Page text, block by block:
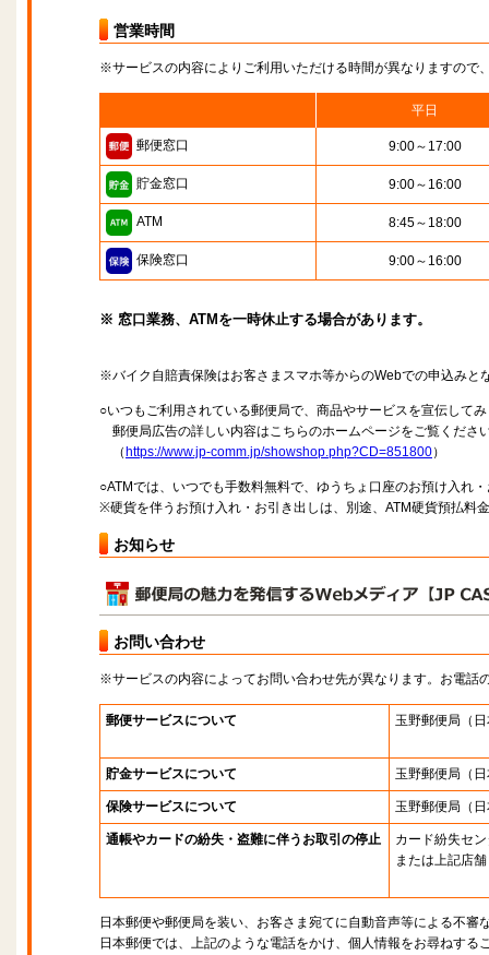
営業時間
※サービスの内容によりご利用いただける時間が異なりますので
平日
郵便窓口 9:00～17:00
貯金窓口 9:00～16:00
ATM 8:45～18:00
保険窓口 9:00～16:00
※ 窓口業務、ATMを一時休止する場合があります。
※バイク自賠責保険はお客さまスマホ等からのWebでの申込みと
○いつもご利用されている郵便局で、商品やサービスを宣伝して
郵便局広告の詳しい内容はこちらのホームページをご覧くださ
（ https://www.jp-comm.jp/showshop.php?CD=851800）
○ATMでは、いつでも手数料無料で、ゆうちょ口座のお預け入れ
※硬貨を伴うお預け入れ・お引き出しは、別途、ATM硬貨預払料
お知らせ
お問い合わせ
※サービスの内容によってお問い合わせ先が異なります。お電話
郵便サービスについて 玉野郵便局 （
貯金サービスについて 玉野郵便局 （
保険サービスについて 玉野郵便局 （
通帳やカードの紛失・盗難に伴うお取引の停止
カード紛失セ
または上記店舗
日本郵便や郵便局を装い、お客さま宛てに自動音声等による不審
日本郵便では、上記のような電話をかけ、個人情報をお尋ねする